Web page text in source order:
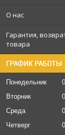
О нас
Гарантия,
товара
ГРАФИК РАБОТЫ
Понедельник
Вторник
Среда
Четверг